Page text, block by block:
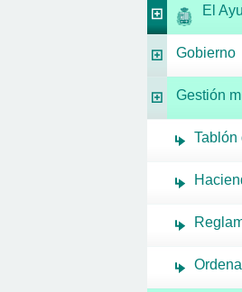
El
Gobierno
Gestión
Tablón